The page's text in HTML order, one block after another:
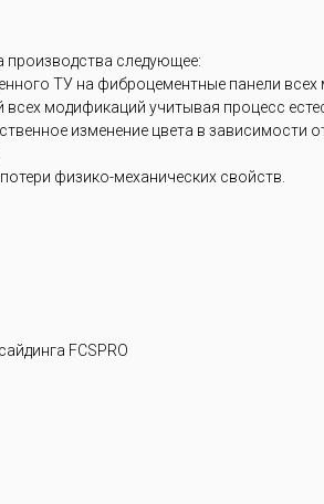
производства следующее:
ТУ на фиброцементные панели
модификаций учитывая процесс
изменение цвета в
физико-механических свойств.
FCSPRO